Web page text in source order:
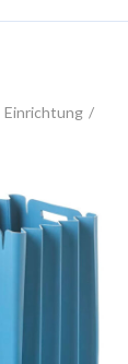
Einrichtung